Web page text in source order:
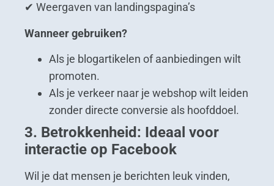
✔ Weergaven van landingspagina’s
Wanneer gebruiken?
Als je blogartikelen of aanbiedingen wilt
promoten.
Als je verkeer naar je webshop wilt leiden
zonder directe conversie als hoofddoel.
3. Betrokkenheid: Ideaal voor
interactie op Facebook
Wil je dat mensen je berichten leuk vinden,